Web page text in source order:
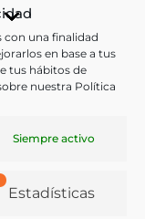
con una finalidad
en base a tus
tus hábitos de
nuestra Política
Siempre activo
Estadísticas